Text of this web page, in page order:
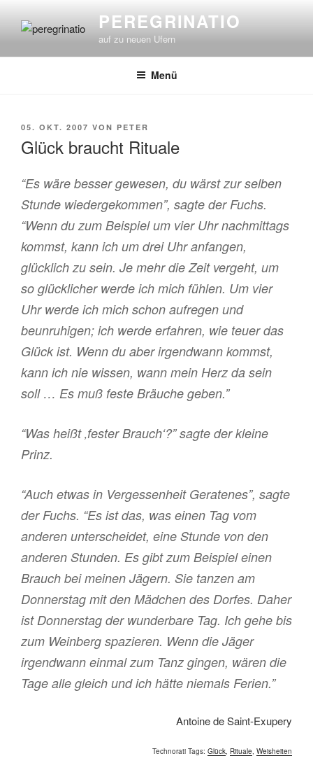
Inhalt
PEREGRINATIO
auf zu neuen Ufern
Menü
VERÖFFENTLICHT
05. OKT. 2007 VON PETER
Glück braucht Rituale
“Es wäre besser gewesen, du wärst zur selben
Stunde wiedergekommen”, sagte der Fuchs.
“Wenn du zum Beispiel um vier Uhr nachmittags
kommst, kann ich um drei Uhr anfangen,
glücklich zu sein. Je mehr die Zeit vergeht, um
so glücklicher werde ich mich fühlen. Um vier
Uhr werde ich mich schon aufregen und
beunruhigen; ich werde erfahren, wie teuer das
Glück ist. Wenn du aber irgendwann kommst,
kann ich nie wissen, wann mein Herz da sein
soll … Es muß feste Bräuche geben.”
“Was heißt ‚fester Brauch‘?” sagte der kleine
Prinz.
“Auch etwas in Vergessenheit Geratenes”, sagte
der Fuchs. “Es ist das, was einen Tag vom
anderen unterscheidet, eine Stunde von den
anderen Stunden. Es gibt zum Beispiel einen
Brauch bei meinen Jägern. Sie tanzen am
Donnerstag mit den Mädchen des Dorfes. Daher
ist Donnerstag der wunderbare Tag. Ich gehe bis
zum Weinberg spazieren. Wenn die Jäger
irgendwann einmal zum Tanz gingen, wären die
Tage alle gleich und ich hätte niemals Ferien.”
Antoine de Saint-Exupery
Technorati Tags: Glück Rituale Weisheiten